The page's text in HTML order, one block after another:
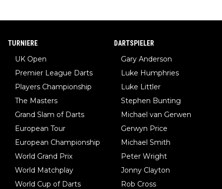
TURNIERE
UK Open
Premier League Darts
Players Championship
The Masters
Grand Slam of Darts
European Tour
European Championship
World Grand Prix
World Matchplay
World Cup of Darts
DARTSPIELER
Gary Anderson
Luke Humphries
Luke Littler
Stephen Bunting
Michael van Gerwen
Gerwyn Price
Michael Smith
Peter Wright
Jonny Clayton
Rob Cross